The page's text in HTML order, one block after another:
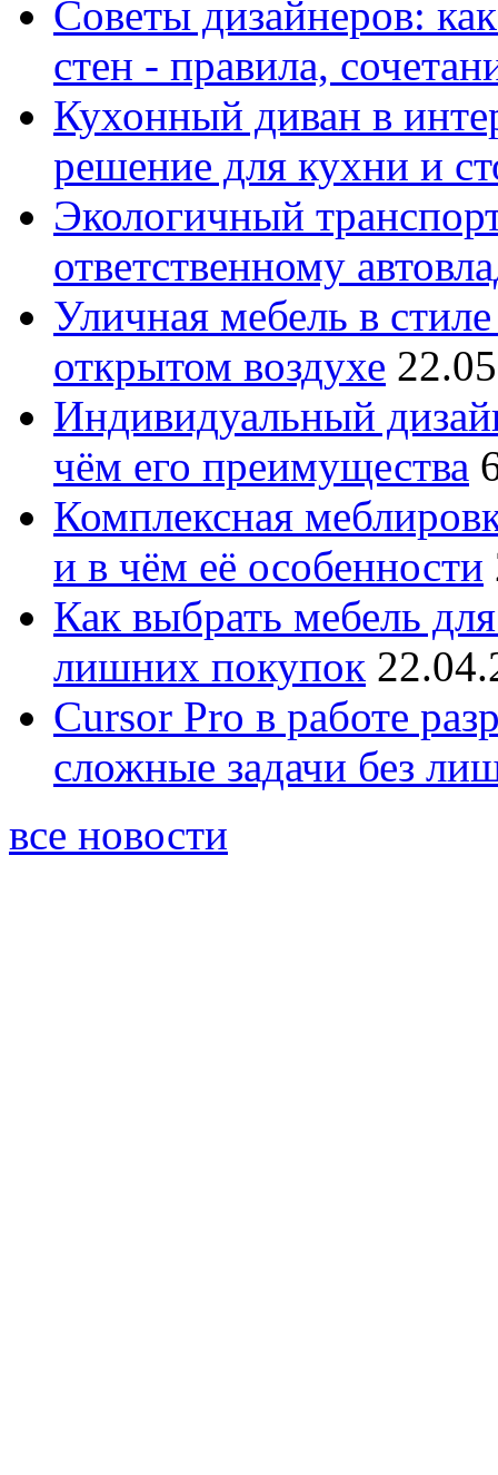
Советы дизайнеров:
стен - правила,
Кухонный диван в
решение для кухни и
Экологичный
ответственному
Уличная мебель в
открытом воздухе
Индивидуальный
чём его преимущества
Комплексная
и в чём её особенности
Как выбрать мебель
лишних покупок
Cursor Pro в работе
сложные задачи без
все новости